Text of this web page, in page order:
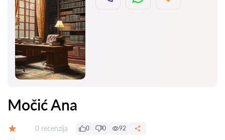
Močić Ana
Recenzija:
0 recenzija 0 0 92